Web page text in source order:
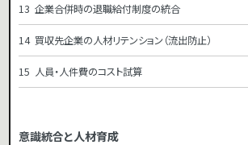
企業合併時の退職給付制度の統合
買収先企業の人材リテンション（流出防止）
人員・人件費のコスト試算
意識統合と人材育成